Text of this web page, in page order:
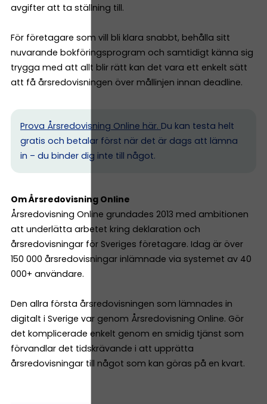
avgifter att ta ställning till.
För företagare som vill bli klara snabbt, behålla sitt
nuvarande bokföringsprogram och samtidigt känna sig
trygga med att allt blir rätt kan det vara ett enkelt sätt
att få årsredovisningen över mållinjen innan deadline.
Prova Årsredovisning Online här. Du kan testa helt
gratis och betalar först när det är dags att lämna
in – du binder dig inte till något.
Om Årsredovisning Online
Årsredovisning Online grundades 2013 med ambitionen
att underlätta arbetet kring deklaration och
årsredovisningar för Sveriges företagare. Idag är över
150 000 årsredovisningar inlämnade via systemet av 40
000+ användare.
Den allra första årsredovisningen som lämnades in
digitalt i Sverige var genom Årsredovisning Online. Gör
det komplicerade enkelt genom en smidig tjänst som
förvandlar det tidskrävande i att upprätta
årsredovisningar till något som kan göras på en kvart.